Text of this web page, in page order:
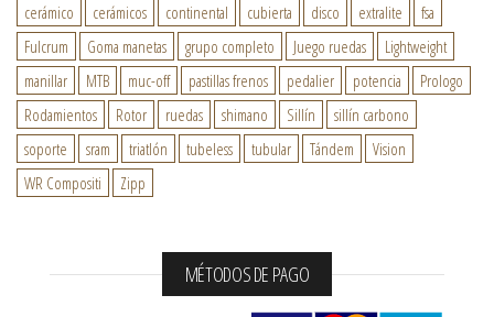
cerámico
cerámicos continental cubierta disco extralite
fsa
Fulcrum
Goma manetas grupo completo Juego ruedas
Lightweight
manillar
MTB muc-off pastillas frenos pedalier potencia
Prologo
Rodamientos
Rotor ruedas shimano Sillín
sillín carbono
soporte
sram triatlón tubeless tubular Tándem
Vision
WR Compositi
Zipp
MÉTODOS DE PAGO